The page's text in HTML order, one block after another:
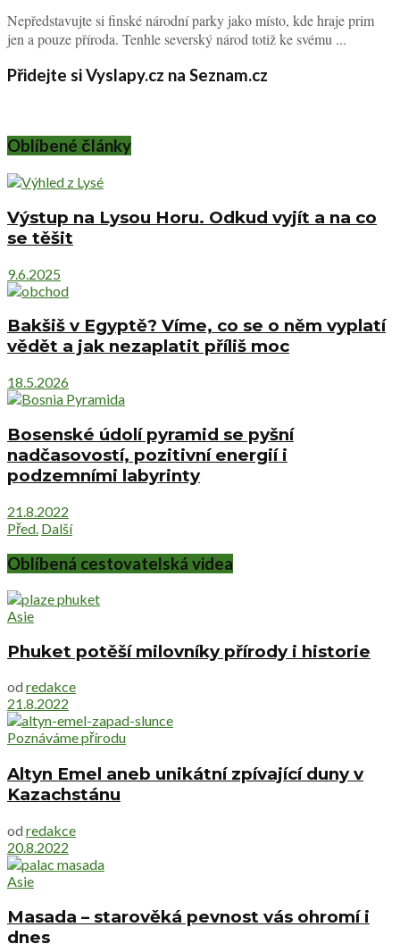
Nepředstavujte si finské národní parky jako místo, kde hraje prim
jen a pouze příroda. Tenhle severský národ totiž ke svému ...
Přidejte si Vyslapy.cz na Seznam.cz
Oblíbené články
Výstup na Lysou Horu. Odkud vyjít a na co
se těšit
9.6.2025
Bakšiš v Egyptě? Víme, co se o něm vyplatí
vědět a jak nezaplatit příliš moc
18.5.2026
Bosenské údolí pyramid se pyšní
nadčasovostí, pozitivní energií i
podzemními labyrinty
21.8.2022
Před. Další
Oblíbená cestovatelská videa
Asie
Phuket potěší milovníky přírody i historie
od redakce
21.8.2022
Poznáváme přírodu
Altyn Emel aneb unikátní zpívající duny v
Kazachstánu
od redakce
20.8.2022
Asie
Masada – starověká pevnost vás ohromí i
dnes